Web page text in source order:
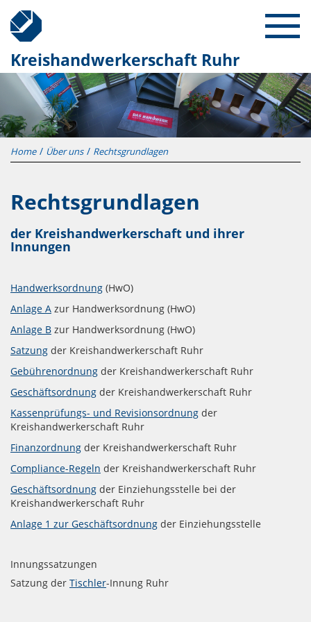
Kreishandwerkerschaft Ruhr
Home Über uns Rechtsgrundlagen
Rechtsgrundlagen
der Kreishandwerkerschaft und ihrer
Innungen
Handwerksordnung (HwO)
Anlage A zur Handwerksordnung (HwO)
Anlage B zur Handwerksordnung (HwO)
Satzung der Kreishandwerkerschaft Ruhr
Gebührenordnung der Kreishandwerkerschaft Ruhr
Geschäftsordnung der Kreishandwerkerschaft Ruhr
Kassenprüfungs- und Revisionsordnung der
Kreishandwerkerschaft Ruhr
Finanzordnung der Kreishandwerkerschaft Ruhr
Compliance-Regeln der Kreishandwerkerschaft Ruhr
Geschäftsordnung der Einziehungsstelle bei der
Kreishandwerkerschaft Ruhr
Anlage 1 zur Geschäftsordnung der Einziehungsstelle
Innungssatzungen
Satzung der Tischler-Innung Ruhr